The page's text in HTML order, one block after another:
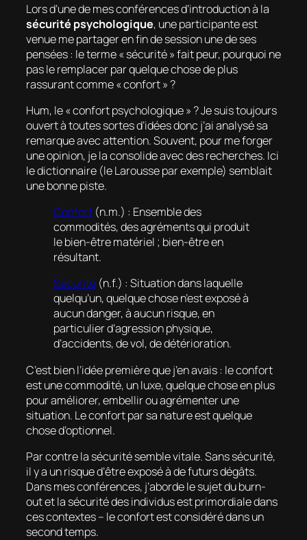
Lors d’une de mes conférences d’introduction à la
sécurité psychologique, une participante est
venue me partager en fin de session une de ses
pensées : le terme « sécurité » fait peur, pourquoi ne
pas le remplacer par quelque chose de plus
rassurant comme « confort » ?
Hum, le « confort psychologique » ? Je suis toujours
ouvert à toutes sortes d’idées donc j’ai analysé sa
remarque avec attention. Souvent, pour me forger
une opinion, je la consolide avec des recherches. Ici
le dictionnaire (le Larousse par exemple) semblait
une bonne piste.
Confort (n.m.) : Ensemble des
commodités, des agréments qui produit
le bien-être matériel ; bien-être en
résultant.
Sécurité (n.f.) : Situation dans laquelle
quelqu’un, quelque chose n’est exposé à
aucun danger, à aucun risque, en
particulier d’agression physique,
d’accidents, de vol, de détérioration.
C’est bien l’idée première que j’en avais : le confort
est une commodité, un luxe, quelque chose en plus
pour améliorer, embellir ou agrémenter une
situation. Le confort par sa nature est quelque
chose d’optionnel.
Par contre la sécurité semble vitale. Sans sécurité,
il y a un risque d’être exposé à de futurs dégâts.
Dans mes conférences, j’aborde le sujet duburn-
outet la sécurité des individus est primordiale dans
ces contextes – le confort est considéré dans un
second temps.